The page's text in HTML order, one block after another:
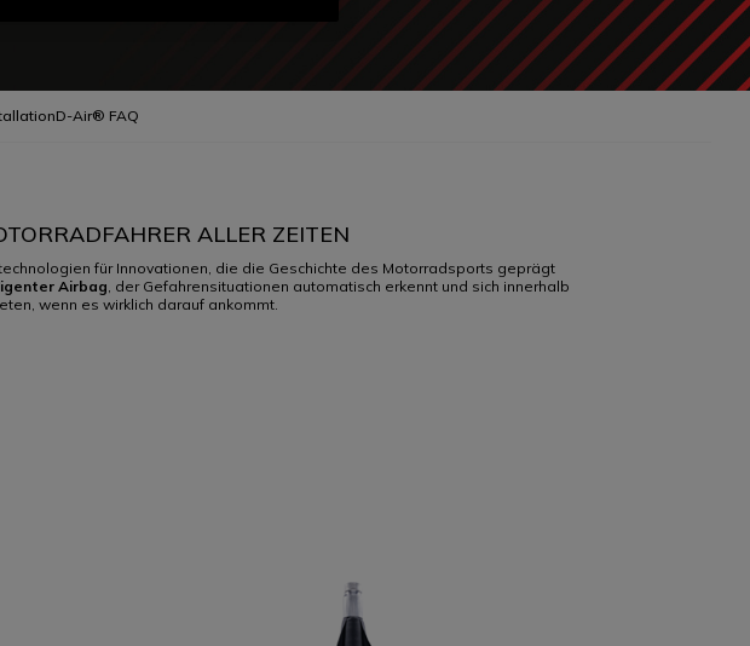
D-Air® FAQ
ALLER ZEITEN
für Innovationen, die die Geschichte des Motorradsports geprägt
Airbag, der Gefahrensituationen automatisch erkennt und sich innerhalb
wenn es wirklich darauf ankommt.